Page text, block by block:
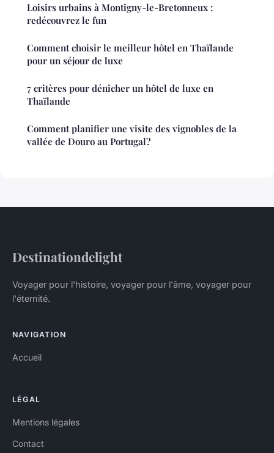
Loisirs urbains à Montigny-le-Bretonneux :
redécouvrez le fun
Comment choisir le meilleur hôtel en Thaïlande
pour un séjour de luxe
7 critères pour dénicher un hôtel de luxe en
Thaïlande
Comment planifier une visite des vignobles de la
vallée de Douro au Portugal?
Destinationdelight
Voyager pour l'histoire, voyager pour l'âme, voyager pour
l'éternité.
NAVIGATION
Accueil
LÉGAL
Mentions légales
Contact